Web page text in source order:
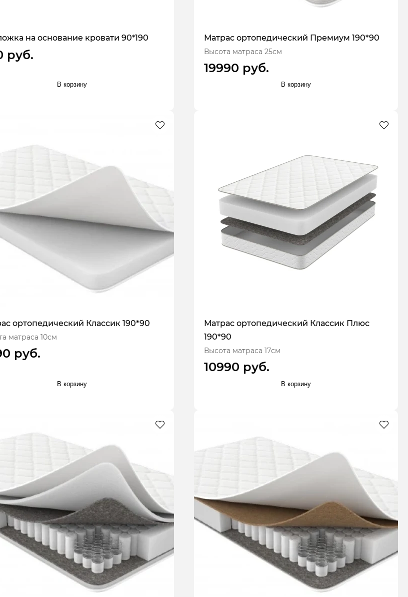
на основание кровати 90*190
руб.
В корзину
Матрас ортопедический Премиум 190*90
Высота матраса 25см
19990 руб.
В корзину
ортопедический Классик 190*90
матраса 10см
руб.
В корзину
Матрас ортопедический Классик Плюс
190*90
Высота матраса 17см
10990 руб.
В корзину